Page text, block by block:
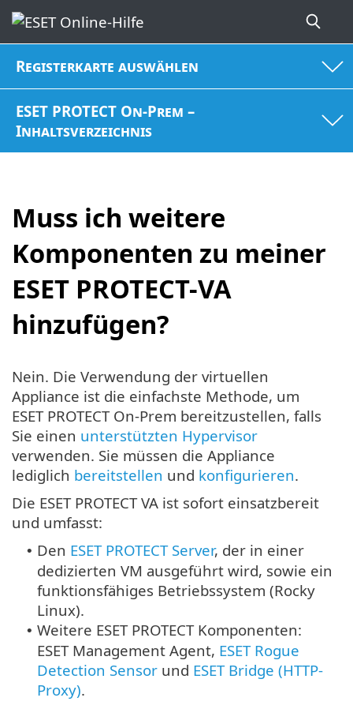
Registerkarte auswählen
ESET PROTECT On-Prem –
Inhaltsverzeichnis
Muss ich weitere
Komponenten zu meiner
ESET PROTECT-VA
hinzufügen?
Nein. Die Verwendung der virtuellen
Appliance ist die einfachste Methode, um
ESET PROTECT On-Prem bereitzustellen, falls
Sie einen unterstützten Hypervisor
verwenden. Sie müssen die Appliance
lediglich bereitstellen und konfigurieren.
Die ESET PROTECT VA ist sofort einsatzbereit
und umfasst:
• Den ESET PROTECT Server, der in einer
dedizierten VM ausgeführt wird, sowie ein
funktionsfähiges Betriebssystem (Rocky
Linux).
• Weitere ESET PROTECT Komponenten:
ESET Management Agent, ESET Rogue
Detection Sensor und ESET Bridge (HTTP-
Proxy).